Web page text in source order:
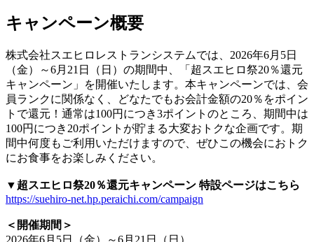
キャンペーン概要
株式会社スエヒロレストランシステムでは、2026年6月5日
（金）～6月21日（日）の期間中、「超スエヒロ祭20％還元
キャンペーン」を開催いたします。本キャンペーンでは、会
員ランクに関係なく、どなたでもお会計金額の20％をポイン
トで還元！通常は100円につき3ポイントのところ、期間中は
100円につき20ポイントが貯まる大変おトクな企画です。期
間中何度もご利用いただけますので、ぜひこの機会におトク
にお食事をお楽しみください。
▼超スエヒロ祭20％還元キャンペーン 特設ページはこちら
https://suehiro-net.hp.peraichi.com/campaign
＜開催期間＞
2026年6月5日（金）～6月21日（日）